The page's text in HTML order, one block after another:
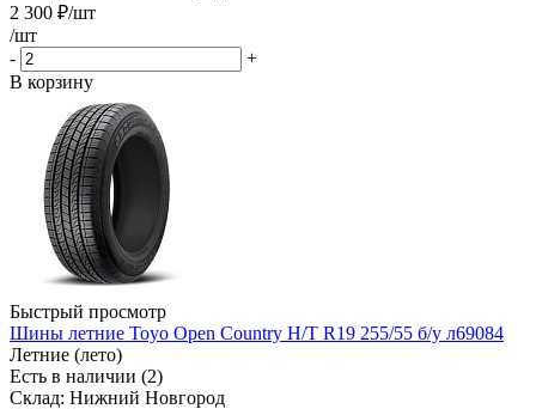
2 300 ₽/шт
/шт
-
+
В корзину
Быстрый просмотр
Шины летние Toyo Open Country H/T R19 255/55 б/у л69084
Летние (лето)
Есть в наличии (2)
Склад: Нижний Новгород